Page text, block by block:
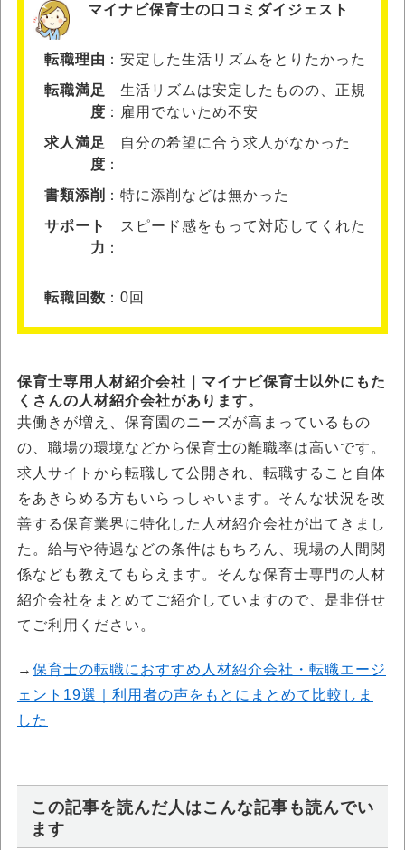
マイナビ保育士の口コミダイジェスト
転職理由
安定した生活リズムをとりたかった
転職満足
度
生活リズムは安定したものの、正規
雇用でないため不安
求人満足
度
自分の希望に合う求人がなかった
書類添削
特に添削などは無かった
サポート
力
スピード感をもって対応してくれた
転職回数 0回
保育士専用人材紹介会社｜マイナビ保育士以外にもた
くさんの人材紹介会社があります。
共働きが増え、保育園のニーズが高まっているもの
の、職場の環境などから保育士の離職率は高いです。
求人サイトから転職して公開され、転職すること自体
をあきらめる方もいらっしゃいます。そんな状況を改
善する保育業界に特化した人材紹介会社が出てきまし
た。給与や待遇などの条件はもちろん、現場の人間関
係なども教えてもらえます。そんな保育士専門の人材
紹介会社をまとめてご紹介していますので、是非併せ
てご利用ください。
→ 保育士の転職におすすめ人材紹介会社・転職エージ
ェント19選｜利用者の声をもとにまとめて比較しま
した
この記事を読んだ人はこんな記事も読んでい
ます